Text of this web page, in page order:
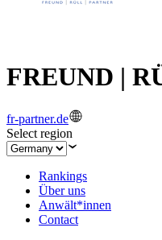
FREUND |
fr-partner.de
Select region
Rankings
Über uns
Anwält*innen
Contact